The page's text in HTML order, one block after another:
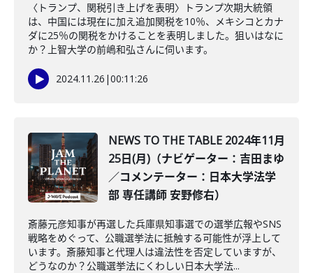
〈トランプ、関税引き上げを表明〉トランプ次期大統領
は、中国には現在に加え追加関税を10％、メキシコとカナ
ダに25％の関税をかけることを表明しました。狙いはなに
か？上智大学の前嶋和弘さんに伺います。
2024.11.26 |00:11:26
NEWS TO THE TABLE 2024年11月
25日(月)（ナビゲーター：吉田まゆ
／コメンテーター：日本大学法学
部 専任講師 安野修右）
斎藤元彦知事が再選した兵庫県知事選での選挙広報やSNS
戦略をめぐって、公職選挙法に抵触する可能性が浮上して
います。斎藤知事と代理人は違法性を否定していますが、
どうなのか？公職選挙法にくわしい日本大学法...